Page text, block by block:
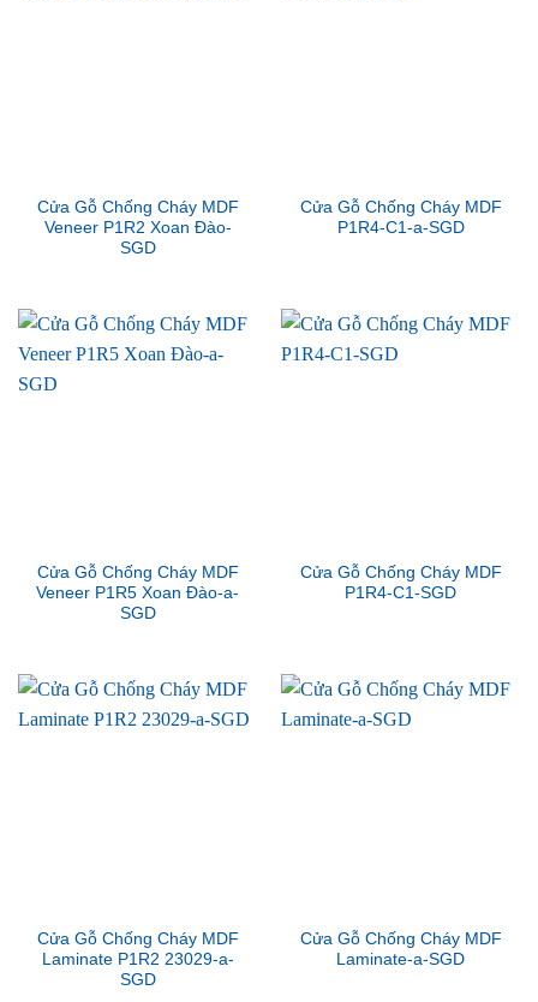
Cửa Gỗ Chống Cháy MDF
Veneer P1R2 Xoan Đào-
SGD
Cửa Gỗ Chống Cháy MDF
P1R4-C1-a-SGD
Cửa Gỗ Chống Cháy MDF
Veneer P1R5 Xoan Đào-a-
SGD
Cửa Gỗ Chống Cháy MDF
P1R4-C1-SGD
Cửa Gỗ Chống Cháy MDF
Laminate P1R2 23029-a-
SGD
Cửa Gỗ Chống Cháy MDF
Laminate-a-SGD